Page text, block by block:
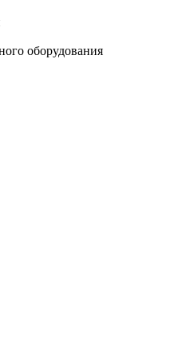
оборудования